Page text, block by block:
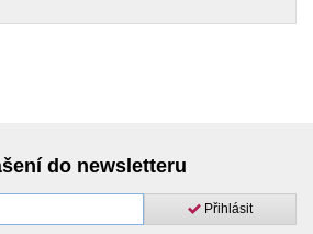
do newsletteru
Přihlásit